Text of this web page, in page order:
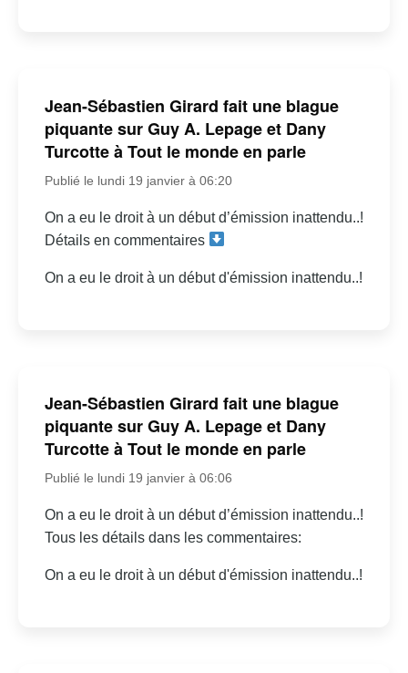
Jean-Sébastien Girard fait une blague
piquante sur Guy A. Lepage et Dany
Turcotte à Tout le monde en parle
Publié le lundi 19 janvier à 06:20
On a eu le droit à un début d’émission inattendu..!
Détails en commentaires
On a eu le droit à un début d'émission inattendu..!
Jean-Sébastien Girard fait une blague
piquante sur Guy A. Lepage et Dany
Turcotte à Tout le monde en parle
Publié le lundi 19 janvier à 06:06
On a eu le droit à un début d’émission inattendu..!
Tous les détails dans les commentaires:
On a eu le droit à un début d'émission inattendu..!